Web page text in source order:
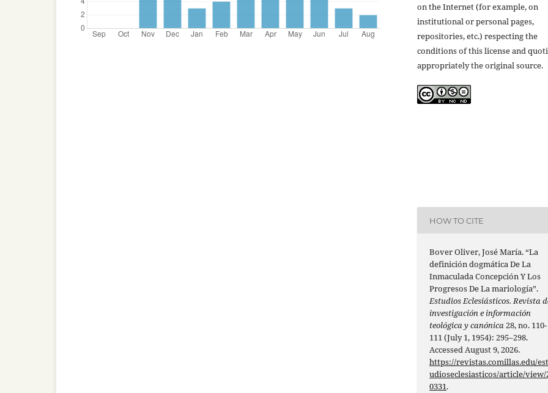
on the Internet (for example, on
institutional or personal pages,
repositories, etc.) respecting the
conditions of this license and
appropriately the original source.
HOW TO CITE
Bover Oliver, José María. “La
definición dogmática De La
Inmaculada Concepción Y Los
Progresos De La mariología”.
Estudios Eclesiásticos. Revista
investigación e información
teológica y canónica28, no. 110-
111 (July 1, 1954): 295–298.
Accessed August 9, 2026.
https://revistas.comillas.edu/est
udioseclesiasticos/article/view/
0331.